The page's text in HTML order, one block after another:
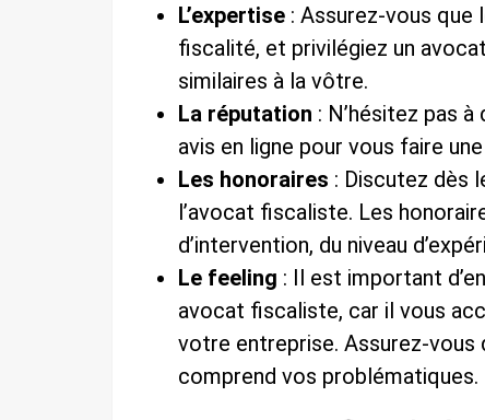
L’expertise : Assurez-vous que
fiscalité, et privilégiez un
similaires à la vôtre.
La réputation : N’hésitez pas
avis en ligne pour vous faire
Les honoraires : Discutez dès
l’avocat fiscaliste. Les
d’intervention, du niveau
Le feeling : Il est important
avocat fiscaliste, car il vous
votre entreprise. Assurez-vous
comprend vos problématiques.